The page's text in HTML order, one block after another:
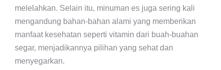
melelahkan. Selain itu, minuman es juga sering kali
mengandung bahan-bahan alami yang memberikan
manfaat kesehatan seperti vitamin dari buah-buahan
segar, menjadikannya pilihan yang sehat dan
menyegarkan.